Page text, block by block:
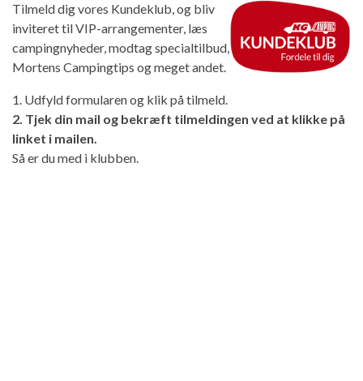
Tilmeld dig vores Kundeklub, og bliv
inviteret til VIP-arrangementer, læs
campingnyheder, modtag specialtilbud,
Mortens Campingtips og meget andet.
1. Udfyld formularen og klik på tilmeld.
2. Tjek din mail og bekræft tilmeldingen ved at klikke på
linket i mailen.
Så er du med i klubben.